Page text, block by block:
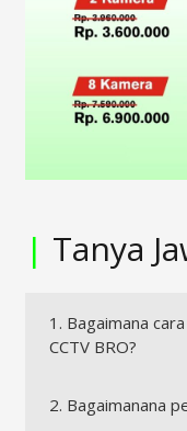
| Tanya
1. Bagaimana
CCTV BRO?
2. Bagaimanana